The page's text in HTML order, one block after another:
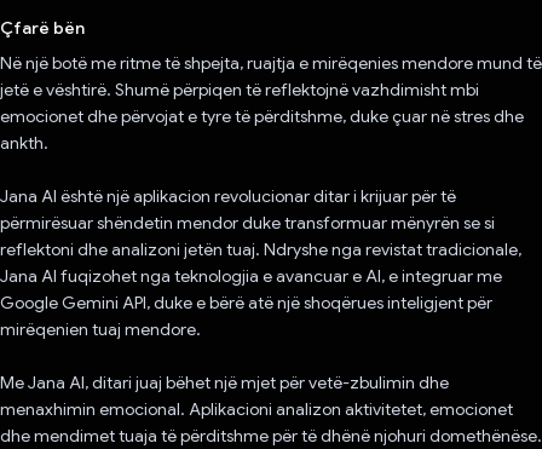
Çfarë bën
Në një botë me ritme të shpejta, ruajtja e mirëqenies mendore mund të
jetë e vështirë. Shumë përpiqen të reflektojnë vazhdimisht mbi
emocionet dhe përvojat e tyre të përditshme, duke çuar në stres dhe
ankth.
Jana AI është një aplikacion revolucionar ditar i krijuar për të
përmirësuar shëndetin mendor duke transformuar mënyrën se si
reflektoni dhe analizoni jetën tuaj. Ndryshe nga revistat tradicionale,
Jana AI fuqizohet nga teknologjia e avancuar e AI, e integruar me
Google Gemini API, duke e bërë atë një shoqërues inteligjent për
mirëqenien tuaj mendore.
Me Jana AI, ditari juaj bëhet një mjet për vetë-zbulimin dhe
menaxhimin emocional. Aplikacioni analizon aktivitetet, emocionet
dhe mendimet tuaja të përditshme për të dhënë njohuri domethënëse.